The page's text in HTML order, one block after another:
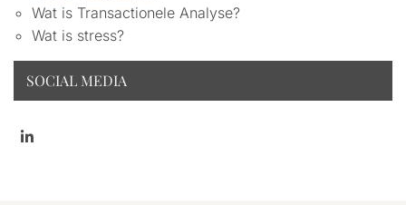
Wat is Transactionele Analyse?
Wat is stress?
SOCIAL MEDIA